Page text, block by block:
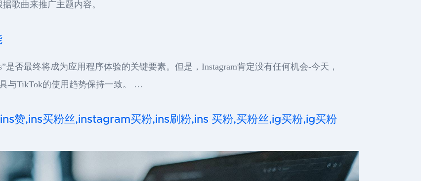
歌曲来推广主题内容。
是否最终将成为应用程序体验的关键要素。但是，Instagram肯定没有任何机会-今天，
与TikTok的使用趋势保持一致。 …
赞,ins买粉丝,instagram买粉,ins刷粉,ins 买粉,买粉丝,ig买粉,ig买粉